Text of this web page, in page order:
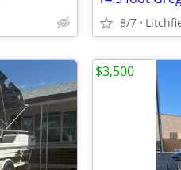
8/7
$3,500